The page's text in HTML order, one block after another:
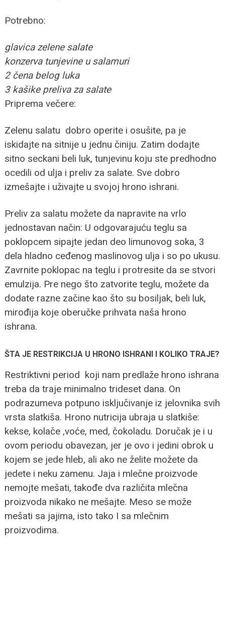
Potrebno:
glavica zelene salate
konzerva tunjevine u salamuri
2 čena belog luka
3 kašike preliva za salate
Priprema večere:
Zelenu salatu dobro operite i osušite, pa je
iskidajte na sitnije u jednu činiju. Zatim dodajte
sitno seckani beli luk, tunjevinu koju ste predhodno
ocedili od ulja i preliv za salate. Sve dobro
izmešajte i uživajte u svojoj hrono ishrani.
Preliv za salatu možete da napravite na vrlo
jednostavan način: U odgovarajuću teglu sa
poklopcem sipajte jedan deo limunovog soka, 3
dela hladno ceđenog maslinovog ulja i so po ukusu.
Zavrnite poklopac na teglu i protresite da se stvori
emulzija. Pre nego što zatvorite teglu, možete da
dodate razne začine kao što su bosiljak, beli luk,
mirođija koje oberučke prihvata naša hrono
ishrana.
ŠTA JE RESTRIKCIJA U HRONO ISHRANI I KOLIKO TRAJE?
Restriktivni period koji nam predlaže hrono ishrana
treba da traje minimalno trideset dana. On
podrazumeva potpuno isključivanje iz jelovnika svih
vrsta slatkiša. Hrono nutricija ubraja u slatkiše:
kekse, kolače ,voće, med, čokoladu. Doručak je i u
ovom periodu obavezan, jer je ovo i jedini obrok u
kojem se jede hleb, ali ako ne želite možete da
jedete i neku zamenu. Jaja i mlečne proizvode
nemojte mešati, takođe dva različita mlečna
proizvoda nikako ne mešajte. Meso se može
mešati sa jajima, isto tako I sa mlečnim
proizvodima.